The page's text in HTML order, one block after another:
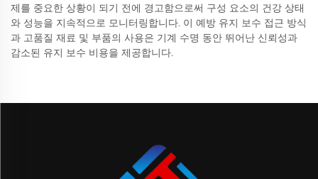
제를 중요한 상황이 되기 전에 경고함으로써 구성 요소의 건강 상태
와 성능을 지속적으로 모니터링합니다. 이 예방 유지 보수 접근 방식
과 고품질 재료 및 부품의 사용은 기계 수명 동안 뛰어난 신뢰성과
감소된 유지 보수 비용을 제공합니다.